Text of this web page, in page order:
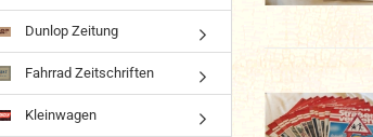
Dunlop Zeitung
Fahrrad Zeitschriften
Kleinwagen